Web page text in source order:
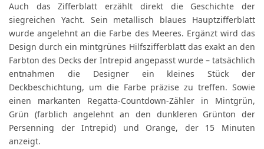
Auch das Zifferblatt erzählt direkt die Geschichte der
siegreichen Yacht. Sein metallisch blaues Hauptzifferblatt
wurde angelehnt an die Farbe des Meeres. Ergänzt wird das
Design durch ein mintgrünes Hilfszifferblatt das exakt an den
Farbton des Decks der Intrepid angepasst wurde – tatsächlich
entnahmen die Designer ein kleines Stück der
Deckbeschichtung, um die Farbe präzise zu treffen. Sowie
einen markanten Regatta-Countdown-Zähler in Mintgrün,
Grün (farblich angelehnt an den dunkleren Grünton der
Persenning der Intrepid) und Orange, der 15 Minuten
anzeigt.